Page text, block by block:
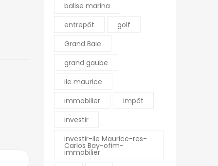
balise marina
entrepôt
golf
Grand Baie
grand gaube
ile maurice
immobilier
impôt
investir
investir-ile Maurice-res-
Carlos Bay-ofim-
immobilier